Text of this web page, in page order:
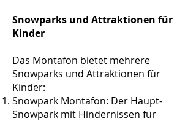
Snowparks und Attraktionen für
Kinder
Das Montafon bietet mehrere
Snowparks und Attraktionen für
Kinder:
Snowpark Montafon: Der Haupt-
Snowpark mit Hindernissen für